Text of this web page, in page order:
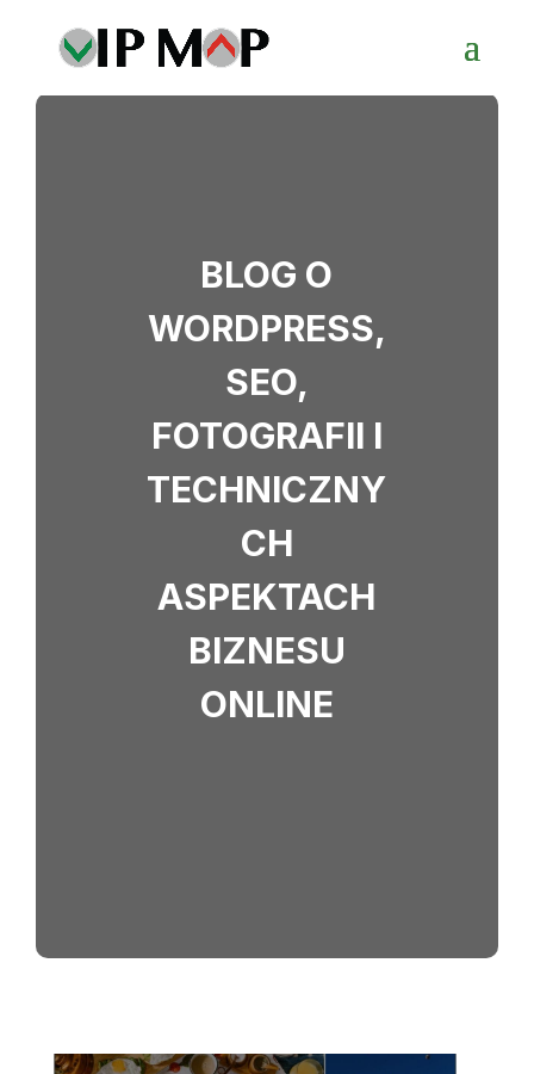
BLOG O
WORDPRESS,
SEO,
FOTOGRAFII I
TECHNICZNY
CH
ASPEKTACH
BIZNESU
ONLINE